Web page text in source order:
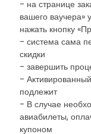
- на странице
вашего ваучера»
нажать кнопку
- система сама
скидки
- завершить
-
подлежит
- В случае
авиабилеты,
купоном